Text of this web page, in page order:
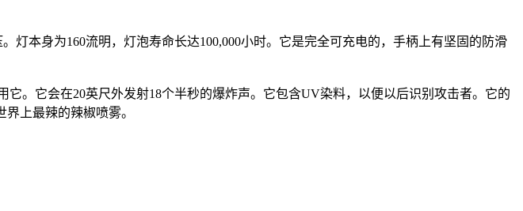
灯本身为160流明，灯泡寿命长达100,000小时。它是完全可充电的，手柄上有坚固的防滑
。它会在20英尺外发射18个半秒的爆炸声。它包含UV染料，以便以后识别攻击者。它的
上最辣的辣椒喷雾。